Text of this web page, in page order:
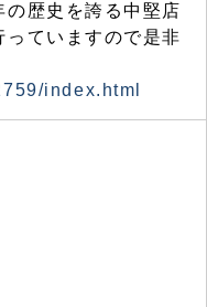
歴史を誇る中堅店
ていますので是非
index.html